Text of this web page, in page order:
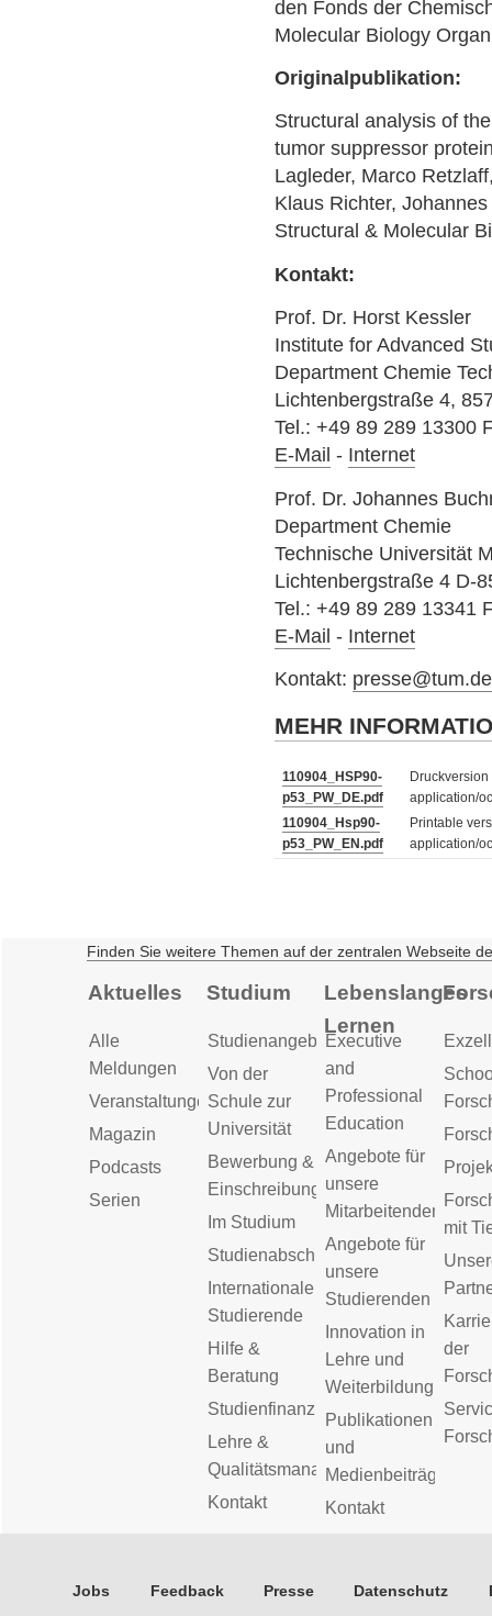
den Fonds der
Molecular Biology
Originalpublikation:
Structural analysis of
tumor suppressor
Lagleder, Marco
Klaus Richter,
Structural & Molecular
Kontakt:
Prof. Dr. Horst Kessler
Institute for Advanced
Department Chemie
Lichtenbergstraße 4,
Tel.: +49 89 289 13300
E-Mail - Internet
Prof. Dr. Johannes
Department Chemie
Technische Universität
Lichtenbergstraße 4 D-
Tel.: +49 89 289 13341
E-Mail - Internet
Kontakt: presse@tum.de
MEHR
110904_HSP90-
p53_PW_DE.pdf
application/
110904_Hsp90-
p53_PW_EN.pdf
Printable
application/
Finden Sie weitere Themen auf der zentralen Webseite
Aktuelles
Alle
Meldungen
Veranstaltungen
Magazin
Podcasts
Serien
Studium
Studienangebot
Von der
Schule zur
Universität
Bewerbung &
Einschreibung
Im Studium
Studienabschluss
Internationale
Studierende
Hilfe &
Beratung
Studienfinanzierung
Lehre &
Qualitätsmanagement
Kontakt
Lebenslanges
Lernen
Executive
and
Professional
Education
Angebote für
unsere
Mitarbeitenden
Angebote für
unsere
Studierenden
Innovation in
Lehre und
Weiterbildung
Publikationen
und
Medienbeiträge
Kontakt
mit
der
Jobs Feedback Presse Datenschutz